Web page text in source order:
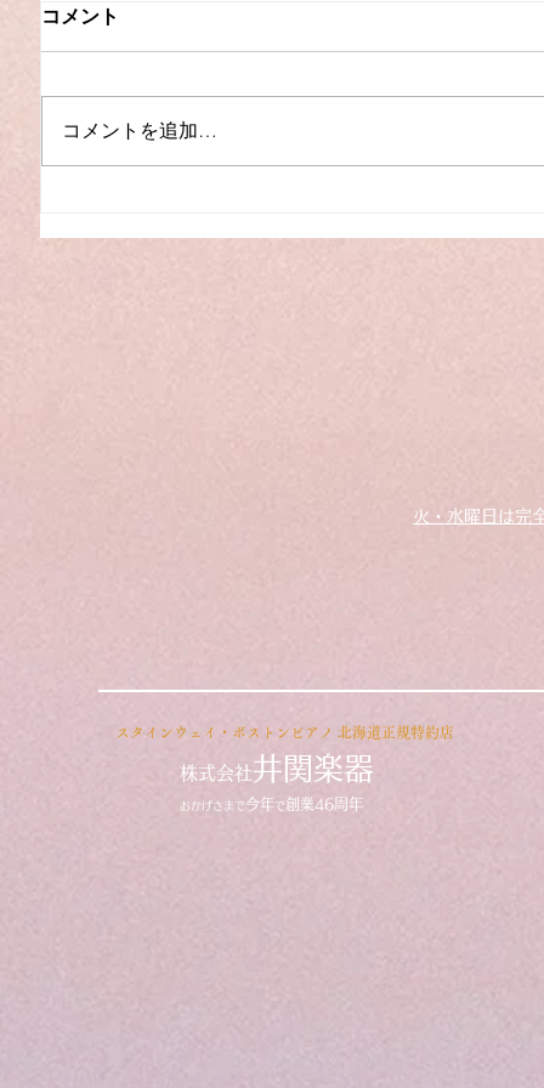
古）
コメント
コメントを追加…
火・水曜日は完
​スタインウェイ・ボストンピアノ 北海道正規特約店
株式会社井関楽器
おかげさまで今年 で 創業46周年